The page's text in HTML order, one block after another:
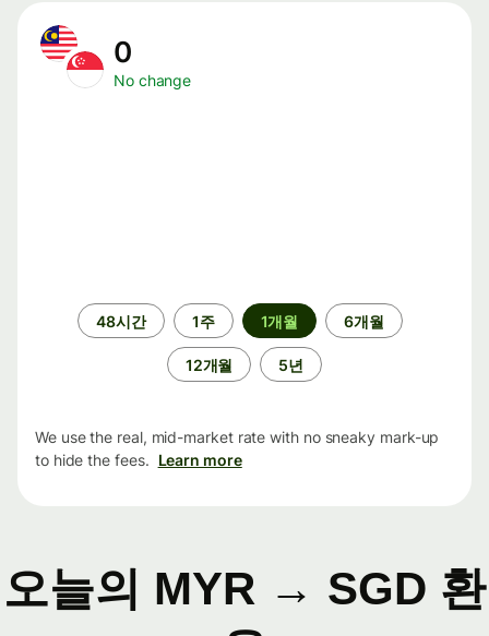
0
No change
48시간 1주 1개월 6개월
12개월 5년
We use the real, mid-market rate with no sneaky mark-up
to hide the fees. Learn more
오늘의 MYR → SGD 환